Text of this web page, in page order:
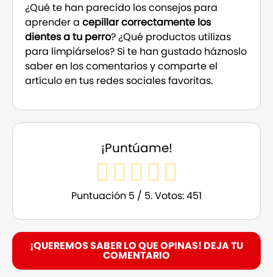
¿Qué te han parecido los consejos para
aprender a cepillar correctamente los
dientes a tu perro? ¿Qué productos utilizas
para limpiárselos? Si te han gustado háznoslo
saber en los comentarios y comparte el
artículo en tus redes sociales favoritas.
¡Puntúame!
Puntuación 5 / 5. Votos:451
¡QUEREMOS SABER LO QUE OPINAS! DEJA TU
COMENTARIO